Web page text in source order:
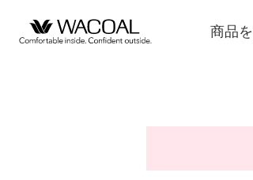
商品